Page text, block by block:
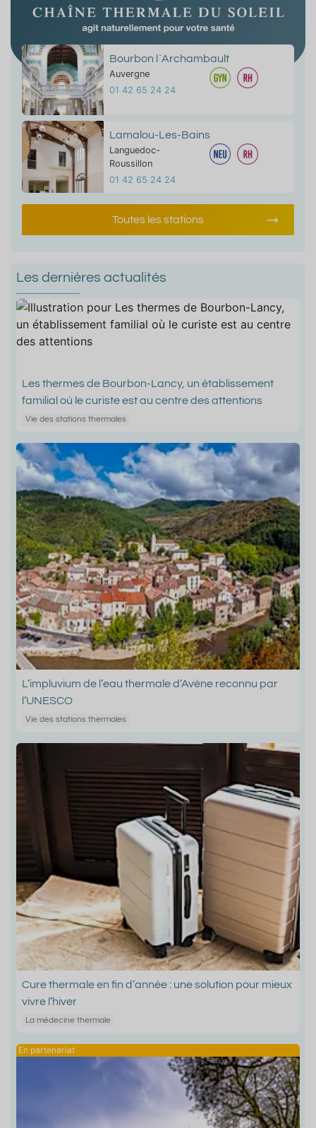
Bourbon l`Archambault
Auvergne
01 42 65 24 24
Lamalou-Les-Bains
Languedoc-
Roussillon
01 42 65 24 24
Toutes les stations
Les dernières actualités
Les thermes de Bourbon-Lancy, un établissement
familial où le curiste est au centre des attentions
Vie des stations thermales
L’impluvium de l’eau thermale d’Avène reconnu par
l’UNESCO
Vie des stations thermales
Cure thermale en fin d’année : une solution pour mieux
vivre l’hiver
La médecine thermale